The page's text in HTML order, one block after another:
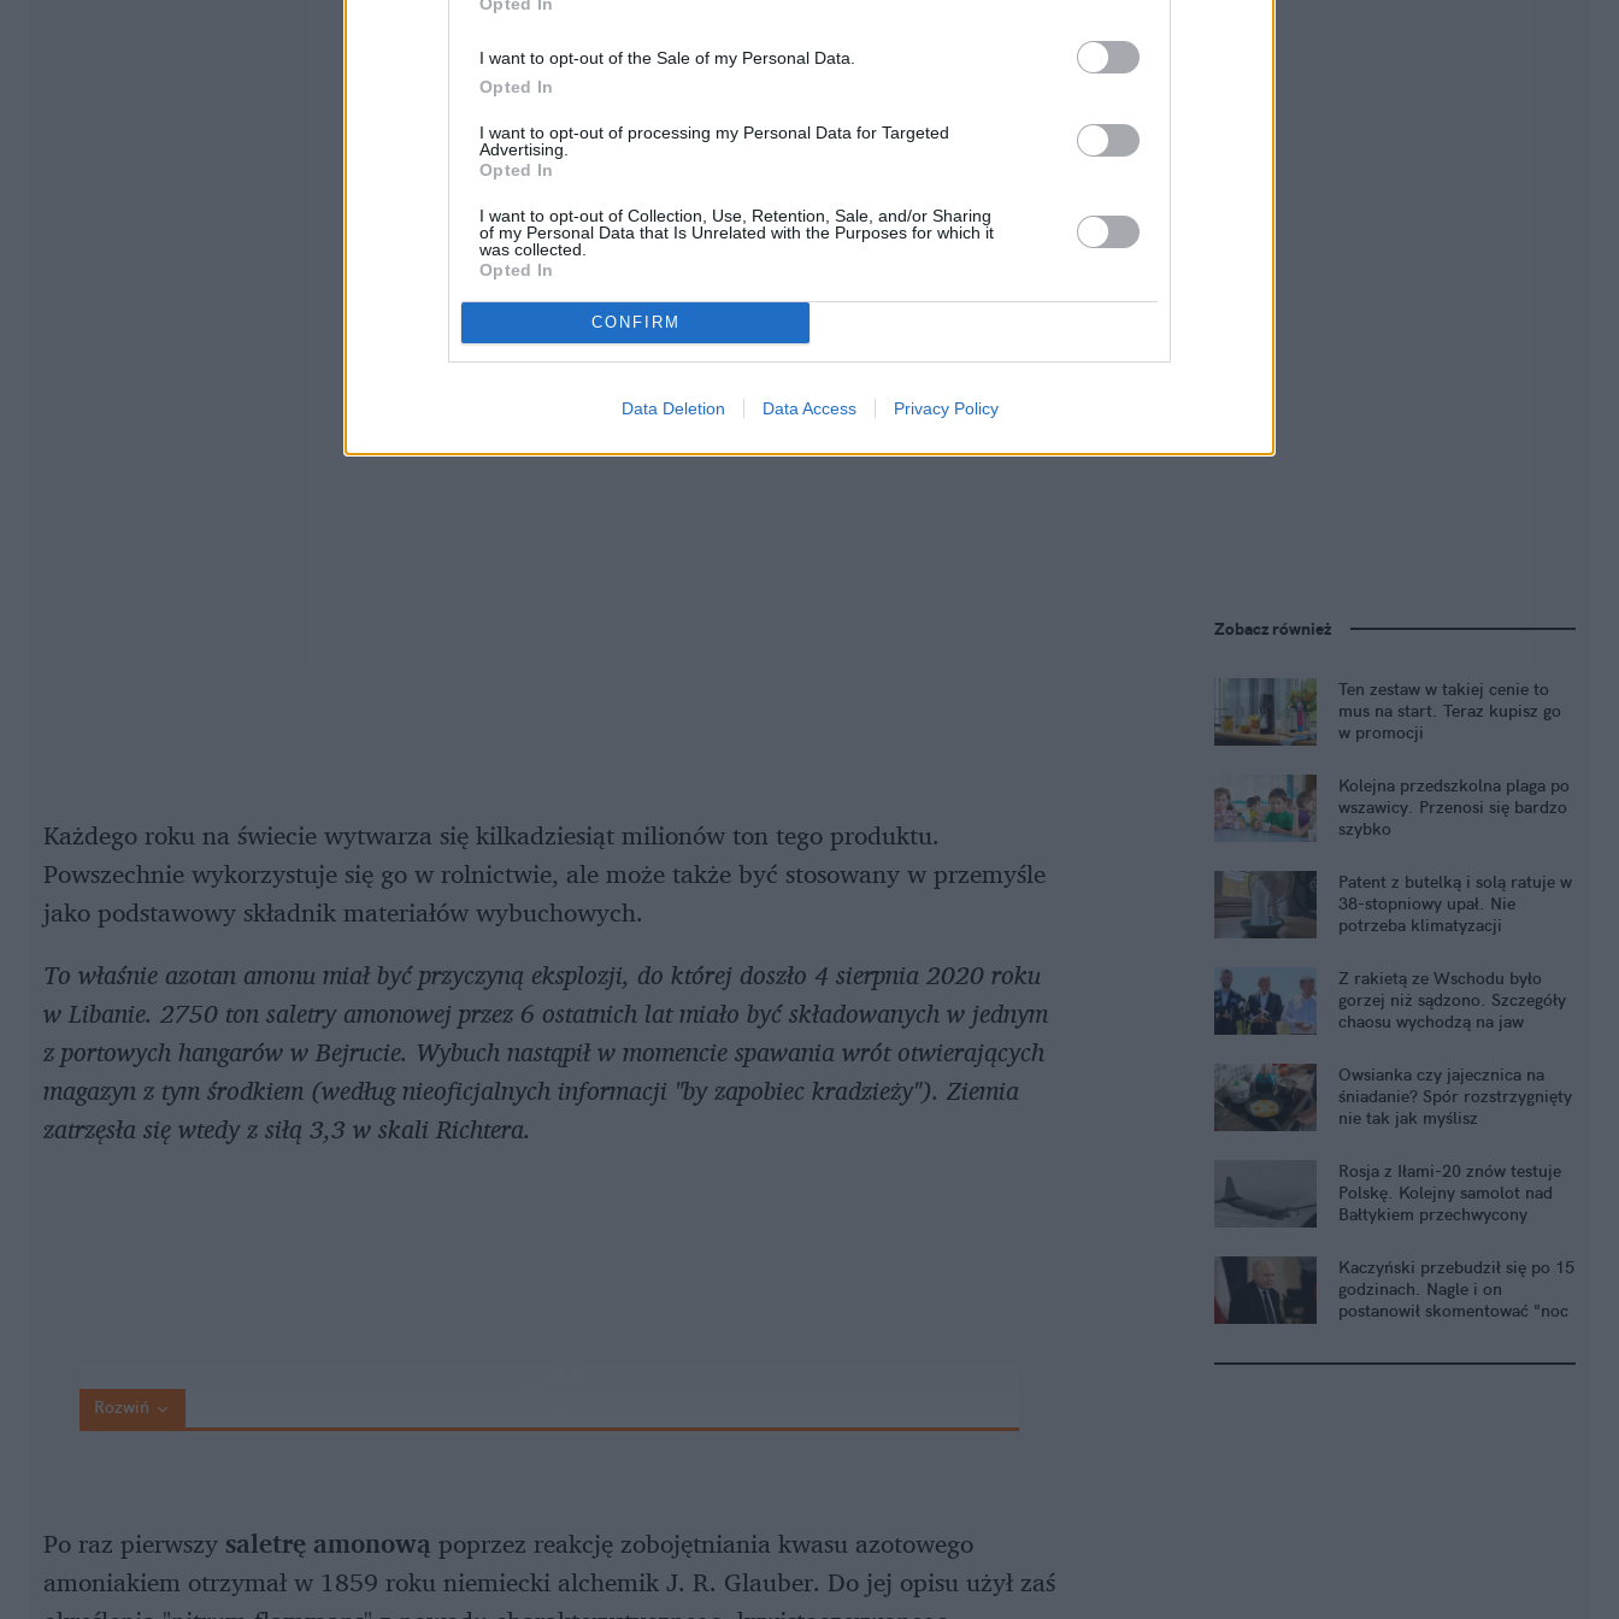
I want to opt-out of the Sale of my Personal Data.
Opted In
I want to opt-out of processing my Personal Data for Targeted
Advertising.
Opted In
I want to opt-out of Collection, Use, Retention, Sale, and/or Sharing
of my Personal Data that Is Unrelated with the Purposes for which it
was collected.
Opted In
CONFIRM
Data Deletion Data Access Privacy Policy
Każdego roku na świecie wytwarza się kilkadziesiąt milionów ton tego produktu.
Powszechnie wykorzystuje się go w rolnictwie, ale może także być stosowany w przemyśle
jako podstawowy składnik materiałów wybuchowych.
To właśnie azotan amonu miał być przyczyną eksplozji, do której doszło 4 sierpnia 2020 roku
w Libanie. 2750 ton saletry amonowej przez 6 ostatnich lat miało być składowanych w jednym
z portowych hangarów w Bejrucie. Wybuch nastąpił w momencie spawania wrót otwierających
magazyn z tym środkiem (według nieoficjalnych informacji "by zapobiec kradzieży"). Ziemia
zatrzęsła się wtedy z siłą 3,3 w skali Richtera.
Rozwiń
Po raz pierwszy saletrę amonową poprzez reakcję zobojętniania kwasu azotowego
amoniakiem otrzymał w 1859 roku niemiecki alchemik J. R. Glauber. Do jej opisu użył zaś
Zobacz również
Ten zestaw w takiej cenie to
mus na start. Teraz kupisz go
w promocji
Kolejna przedszkolna plaga po
wszawicy. Przenosi się bardzo
szybko
Patent z butelką i solą ratuje w
38-stopniowy upał. Nie
potrzeba klimatyzacji
Z rakietą ze Wschodu było
gorzej niż sądzono. Szczegóły
chaosu wychodzą na jaw
Owsianka czy jajecznica na
śniadanie? Spór rozstrzygnięty
nie tak jak myślisz
Rosja z Iłami-20 znów testuje
Polskę. Kolejny samolot nad
Bałtykiem przechwycony
Kaczyński przebudził się po 15
godzinach. Nagle i on
postanowił skomentować "noc